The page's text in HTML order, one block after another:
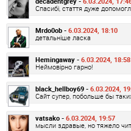
Спасибі, стаття дуже
Mrdo0ob - 6.03.2024, 18:10
детальніше ласка
Hemingaway - 6.03.2024, 18:58
Неймовірно гарно!
black_hellboy69 - 6.03.2024,
Сайт супер, побольше бы
vatsako - 6.03.2024, 19:57
мысли здравые, но тяжело